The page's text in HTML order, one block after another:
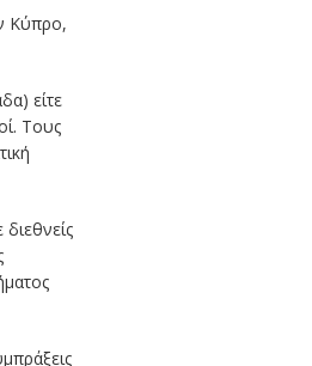
Κύπρο,
είτε
Τους